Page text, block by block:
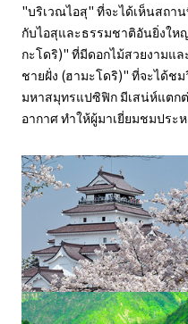
"บริเวณไอสุ" ที่จะได้เห็นสถา
กับไอสุและธรรมชาติอันยิ่งให
กะโดริ)" ที่มีดอกไม้สวยงามแ
ชายฝั่ง (ฮามะโดริ)" ที่จะได้ช
มหาสมุทรแปซิฟิก มีเสน่ห์แตก
อากาศ ทำให้ผู้มาเยี่ยมชมประ